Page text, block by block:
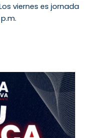
viernes es jornada